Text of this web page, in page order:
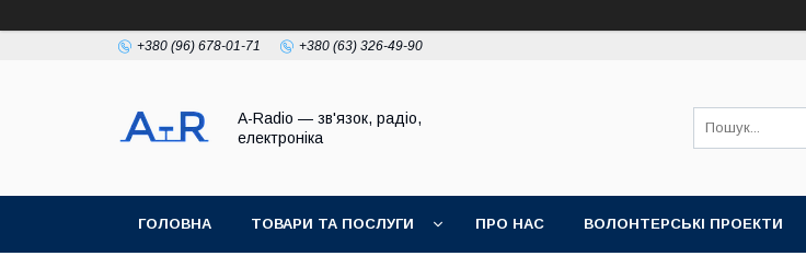
+380 (96) 678-01-71 +380 (63) 326-49-90
A-Radio — зв'язок, радіо,
електроніка
ГОЛОВНА ТОВАРИ ТА ПОСЛУГИ ПРО НАС ВОЛОНТЕРСЬКІ ПРОЕКТИ